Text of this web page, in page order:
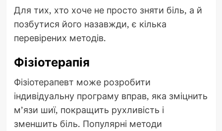
Для тих, хто хоче не просто зняти біль, а й
позбутися його назавжди, є кілька
перевірених методів.
Фізіотерапія
Фізіотерапевт може розробити
індивідуальну програму вправ, яка зміцнить
м’язи шиї, покращить рухливість і
зменшить біль. Популярні методи